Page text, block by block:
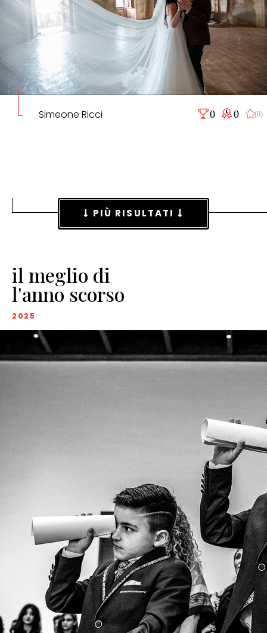
Simeone Ricci 0 0 (0)
PIÙ RISULTATI
il meglio di
l'anno scorso
2025